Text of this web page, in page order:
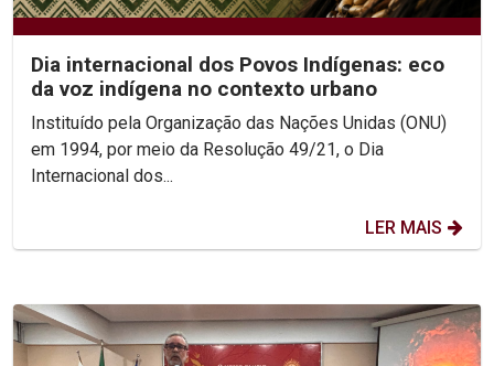
Dia internacional dos Povos Indígenas: eco
da voz indígena no contexto urbano
Instituído pela Organização das Nações Unidas (ONU)
em 1994, por meio da Resolução 49/21, o Dia
Internacional dos...
LER MAIS